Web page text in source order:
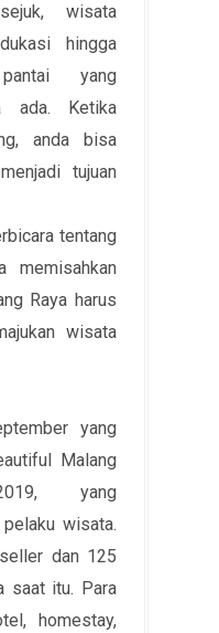
wisata
hingga
yang
ada. Ketika
anda bisa
tujuan
tentang
Raya harus
wisata
yang
Malang
yang
wisata.
dan 125
saat itu. Para
homestay,